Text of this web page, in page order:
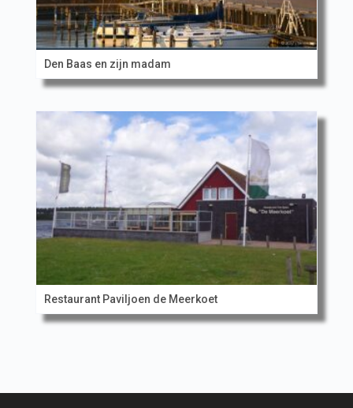
Den Baas en zijn madam
Restaurant Paviljoen de Meerkoet